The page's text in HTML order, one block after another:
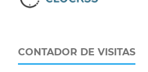
CONTADOR DE VISITAS